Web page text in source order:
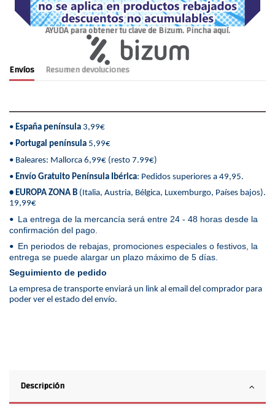
AYUDA para obtener tu clave de Bizum. Pincha aquí.
Envíos Resumen devoluciones
• España península 3,99€
• Portugal península 5,99€
• Baleares: Mallorca 6,99€ (resto 7.99€)
• Envío Gratuito Península Ibérica: Pedidos superiores a 49,95.
• EUROPA ZONA B (Italia, Austria, Bélgica, Luxemburgo, Países bajos).
19,99€
• La entrega de la mercancía será entre 24 - 48 horas desde la
confirmación del pago.
• En periodos de rebajas, promociones especiales o festivos, la
entrega se puede alargar un plazo máximo de 5 días.
Seguimiento de pedido
La empresa de transporte enviará un link al email del comprador para
poder ver el estado del envío.
Descripción